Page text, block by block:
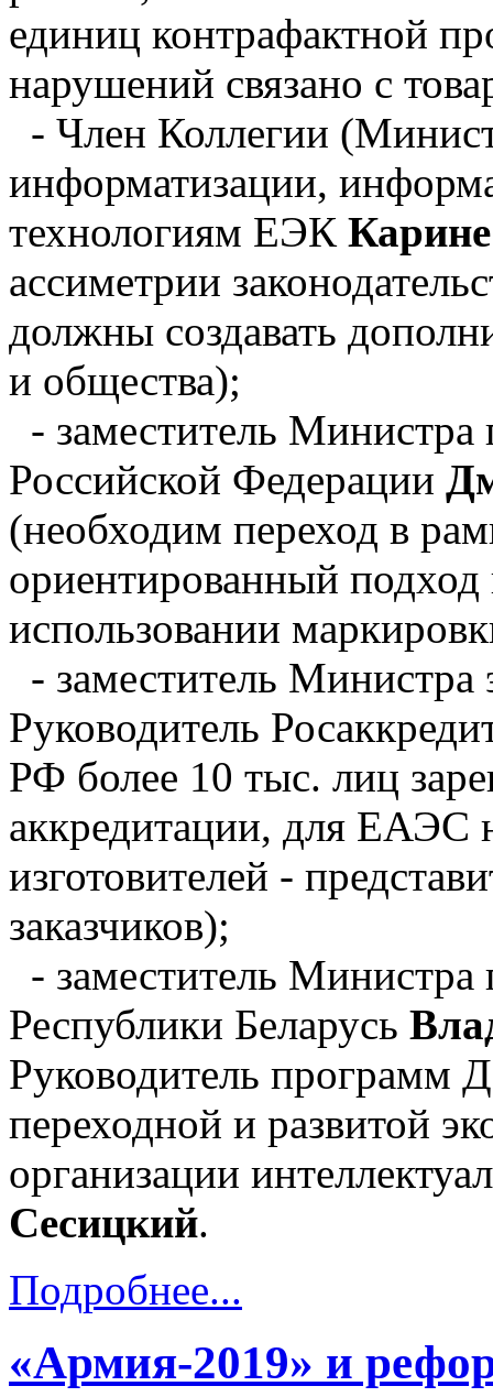
единиц контрафактной
нарушений связано с
- Член Коллегии
информатизации,
технологиям ЕЭК
ассиметрии
должны создавать
и общества);
- заместитель
Российской Федерации
(необходим переход в
ориентированный
использовании
- заместитель
Руководитель
РФ более 10 тыс. лиц
аккредитации, для ЕАЭС
изготовителей -
заказчиков);
- заместитель
Республики Беларусь
Руководитель программ
переходной и развитой
организации
Сесицкий.
Подробнее...
«Армия-2019» и